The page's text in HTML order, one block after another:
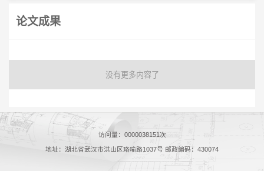
论文成果
没有更多内容了
访问量： 0000038151 次
地址：湖北省武汉市洪山区珞喻路1037号 邮政编码：430074